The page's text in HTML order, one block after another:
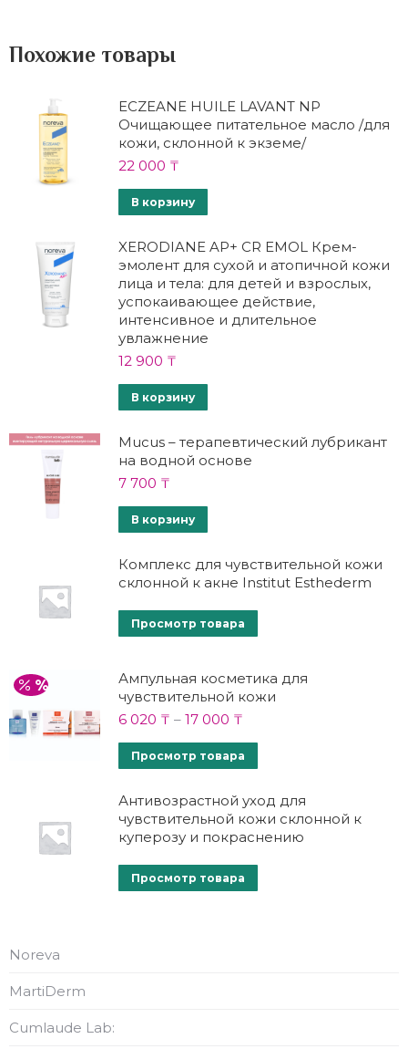
Похожие товары
ECZEANE HUILE LAVANT NP
Очищающее питательное масло /для
кожи, склонной к экземе/
22 000 ₸
В корзину
XERODIANE AP+ CR EMOL Крем-
эмолент для сухой и атопичной кожи
лица и тела: для детей и взрослых,
успокаивающее действие,
интенсивное и длительное
увлажнение
12 900 ₸
В корзину
Mucus – терапевтический лубрикант
на водной основе
7 700 ₸
В корзину
Комплекс для чувствительной кожи
склонной к акне Institut Esthederm
Просмотр товара
Ампульная косметика для
чувствительной кожи
6 020 ₸ – 17 000 ₸
Просмотр товара
Антивозрастной уход для
чувствительной кожи склонной к
куперозу и покраснению
Просмотр товара
Noreva
MartiDerm
Cumlaude Lab: